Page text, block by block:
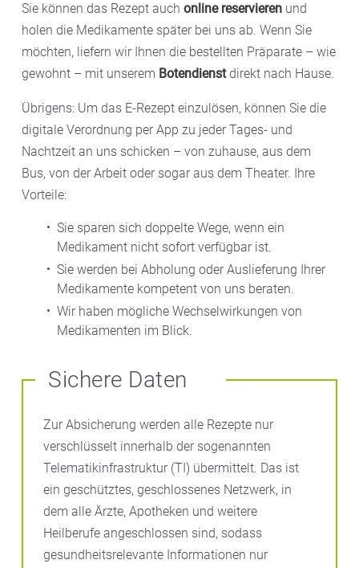
Sie können das Rezept auch online reservieren und
holen die Medikamente später bei uns ab. Wenn Sie
möchten, liefern wir Ihnen die bestellten Präparate – wie
gewohnt – mit unserem Botendienstdirekt nach Hause.
Übrigens: Um das E-Rezept einzulösen, können Sie die
digitale Verordnung per App zu jeder Tages- und
Nachtzeit an uns schicken – von zuhause, aus dem
Bus, von der Arbeit oder sogar aus dem Theater. Ihre
Vorteile:
Sie sparen sich doppelte Wege, wenn ein
Medikament nicht sofort verfügbar ist.
Sie werden bei Abholung oder Auslieferung Ihrer
Medikamente kompetent von uns beraten.
Wir haben mögliche Wechselwirkungen von
Medikamenten im Blick.
Sichere Daten
Zur Absicherung werden alle Rezepte nur
verschlüsselt innerhalb der sogenannten
Telematikinfrastruktur (TI) übermittelt. Das ist
ein geschütztes, geschlossenes Netzwerk, in
dem alle Ärzte, Apotheken und weitere
Heilberufe angeschlossen sind, sodass
gesundheitsrelevante Informationen nur